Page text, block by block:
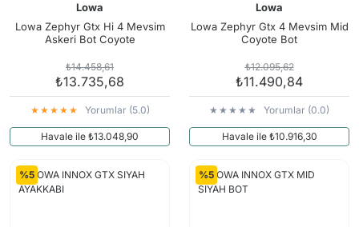
Lowa
Lowa Zephyr Gtx Hi 4 Mevsim
Askeri Bot Coyote
₺14.458,61
₺13.735,68
Yorumlar (5.0)
Havale ile ₺13.048,90
Lowa
Lowa Zephyr Gtx 4 Mevsim Mid
Coyote Bot
₺12.095,62
₺11.490,84
Yorumlar (0.0)
Havale ile ₺10.916,30
%5 %5